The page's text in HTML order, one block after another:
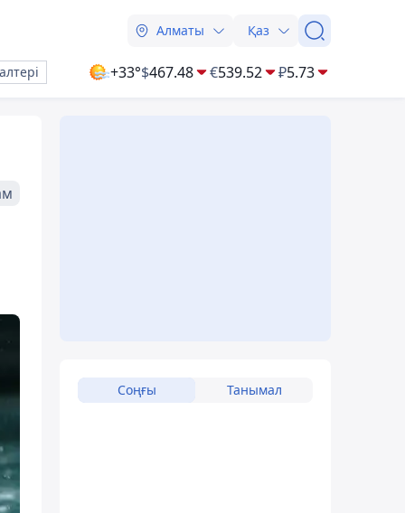
Алматы Қаз
+33°$467.48 €539.52 ₽5.73
Соңғы Танымал